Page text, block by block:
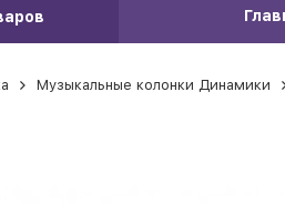
Музыкальные колонки Динамики